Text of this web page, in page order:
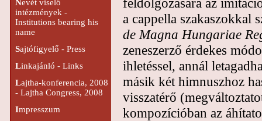
Nevét viselő
intézmények -
Institutions bearing his
name
Sajtófigyelő - Press
Linkajánló - Links
Lajtha-konferencia, 2008
- Lajtha Congress, 2008
Impresszum
a cappella szakaszokkal
de Magna Hungariae
zeneszerző érdekes
ihletéssel, annál
másik két himnuszhoz
visszatérő
kompozícióban az